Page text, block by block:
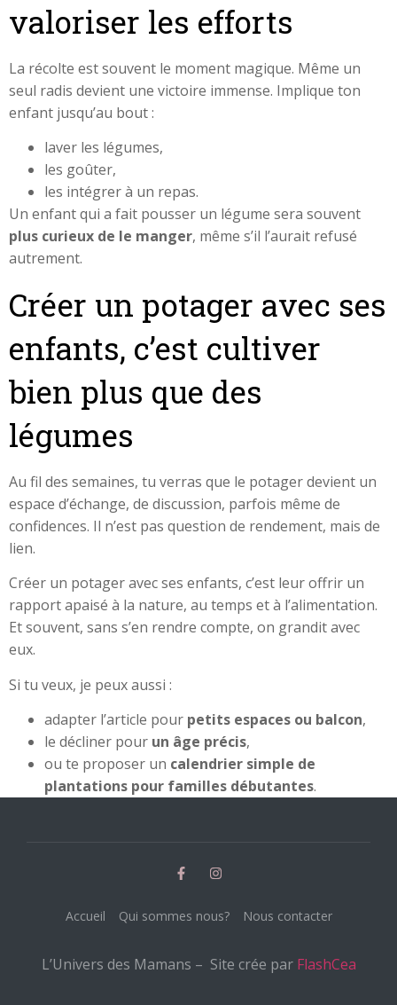
valoriser les efforts
La récolte est souvent le moment magique. Même un
seul radis devient une victoire immense. Implique ton
enfant jusqu’au bout :
laver les légumes,
les goûter,
les intégrer à un repas.
Un enfant qui a fait pousser un légume sera souvent
plus curieux de le manger, même s’il l’aurait refusé
autrement.
Créer un potager avec ses
enfants, c’est cultiver
bien plus que des
légumes
Au fil des semaines, tu verras que le potager devient un
espace d’échange, de discussion, parfois même de
confidences. Il n’est pas question de rendement, mais de
lien.
Créer un potager avec ses enfants, c’est leur offrir un
rapport apaisé à la nature, au temps et à l’alimentation.
Et souvent, sans s’en rendre compte, on grandit avec
eux.
Si tu veux, je peux aussi :
adapter l’article pour petits espaces ou balcon,
le décliner pour un âge précis,
ou te proposer un calendrier simple de
plantations pour familles débutantes.
Accueil Qui sommes nous? Nous contacter
L’Univers des Mamans – Site crée par FlashCea